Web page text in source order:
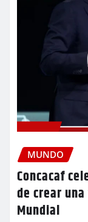
MUNDO
Concacaf
de crear
Mundial